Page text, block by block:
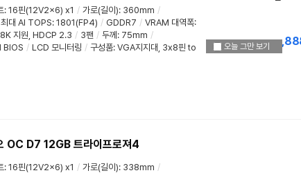
오늘 그만 보기
: 16핀(12V2x6) x1 / 가로(길이): 360mm /
최대 AI TOPS: 1801(FP4) / GDDR7 / VRAM 대역폭:
8K 지원 HDCP 2.3 / 3팬 / 두께 : 75mm /
BIOS / LCD 모니터링 / 구성품: VGA지지대, 3x8핀 to
OC D7 12GB 트라이프로져4
: 16핀(12V2x6) x1 / 가로(길이): 338mm /